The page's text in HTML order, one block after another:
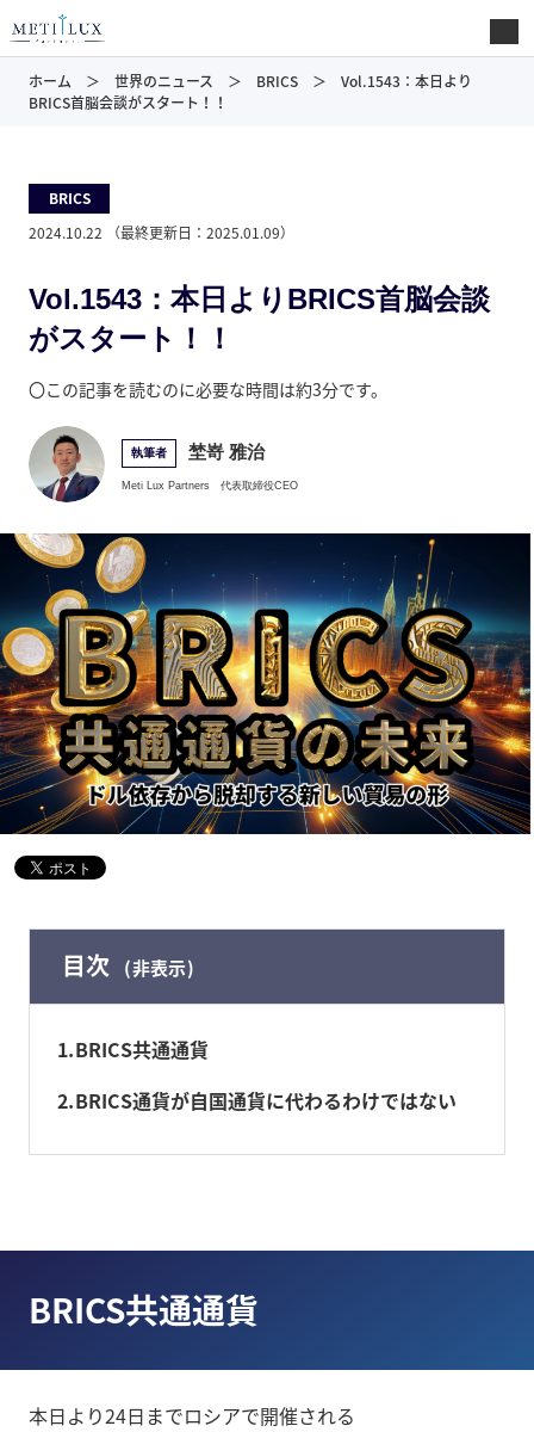
ホーム 世界のニュース BRICS
Vol.1543：本日より
BRICS首脳会談がスタート！！
BRICS
2024.10.22
（最終更新日： 2025.01.09）
Vol.1543：本日よりBRICS首脳会談
がスタート！！
〇この記事を読むのに必要な時間は約3分です。
執筆者 埜嵜 雅治
Meti Lux Partners 代表取締役CEO
目次 非表示
1 BRICS共通通貨
2 BRICS通貨が自国通貨に代わるわけではない
BRICS共通通貨
本日より24日までロシアで開催される